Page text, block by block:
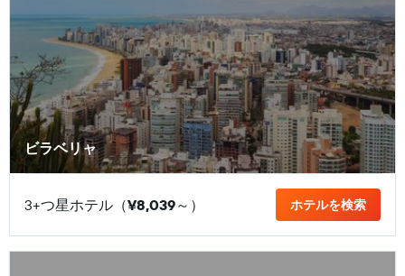
ビラベリャ
3+つ星ホテル（¥8,039​～） ホテルを検索